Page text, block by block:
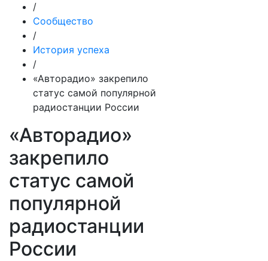
/
Сообщество
/
История успеха
/
«Авторадио» закрепило
статус самой популярной
радиостанции России
«Авторадио»
закрепило
статус самой
популярной
радиостанции
России